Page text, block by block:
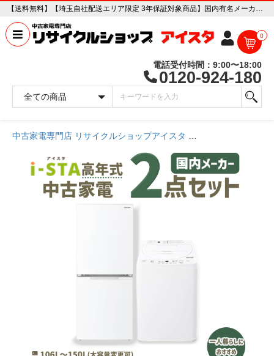
【送料無料】【埼玉自社配送エリア限定 3年保証対象商品】国内有名メーカー 高年式 中古家電おまかせ2点セット(冷蔵庫/洗濯機) 中古家電販売専門店 リサイクルショップ アイスタ
0
電話受付時間：9:00〜18:00
0120-924-180
中古家電専門店 リサイクルショップアイスタ